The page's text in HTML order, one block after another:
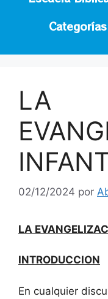
Categorías
LA
02/12/2024 por
LA
INTRODUCCION
En cualquier